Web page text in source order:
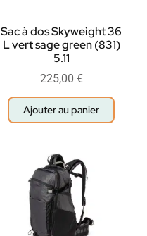
Sac à dos Skyweight 36
L vert sage green (831)
5.11
225,00 €
Ajouter au panier